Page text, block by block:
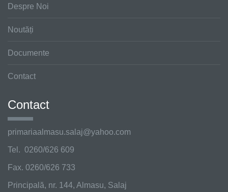
Despre Noi
Noutăți
Documente
Contact
Contact
primariaalmasu.salaj@yahoo.com
Tel. 0260/626 609
Fax. 0260/626 733
Principală, nr. 144, Almasu, Salaj